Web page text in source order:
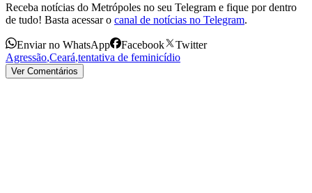
Receba notícias do Metrópoles no seu Telegram e fique por dentro
de tudo! Basta acessar o canal de notícias no Telegram.
Enviar no WhatsApp Facebook
Twitter
Agressão,Ceará,tentativa de feminicídio
Ver Comentários